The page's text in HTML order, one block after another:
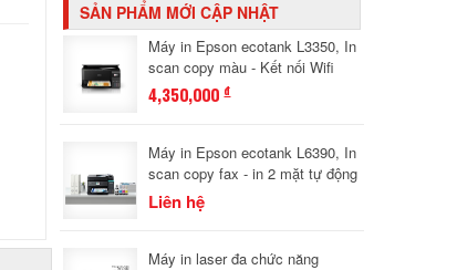
SẢN PHẨM MỚI CẬP NHẬT
Máy in Epson ecotank L3350, In
scan copy màu - Kết nối Wifi
4,350,000đ
Máy in Epson ecotank L6390, In
scan copy fax - in 2 mặt tự động
Liên hệ
Máy in laser đa chức năng